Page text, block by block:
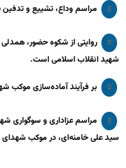
مراسم وداع، تشییع و تدفین
روایتی از شکوه حضور،
شهید انقلاب اسلامی است.
بر فرآیند آماده‌سازی موکب
مراسم عزاداری و سوگواری
سید علی خامنه‌ای، در موکب شهدای